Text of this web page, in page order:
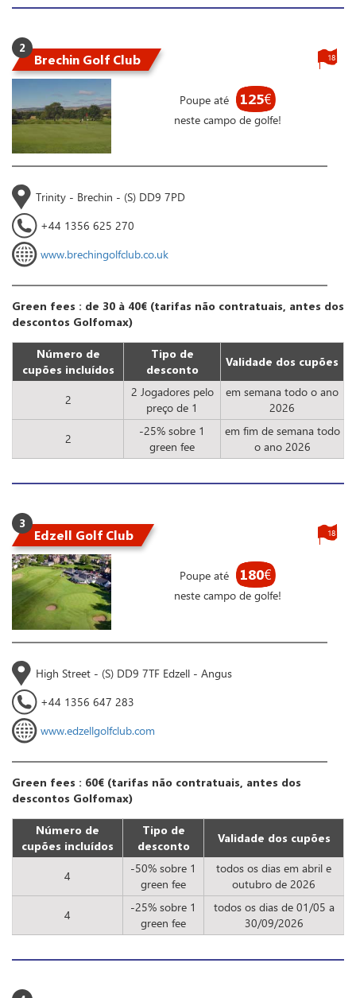
2
Brechin Golf Club
Poupe até 125€
neste campo de golfe!
18
Trinity - Brechin - (S) DD9 7PD
+44 1356 625 270
www.brechingolfclub.co.uk
Green fees : de 30 à 40€ (tarifas não contratuais, antes dos
descontos Golfomax)
Número de
cupões incluídos
Tipo de
desconto
Validade dos cupões
2
2 Jogadores pelo
preço de 1
em semana todo o ano
2026
2
-25% sobre 1
green fee
em fim de semana todo
o ano 2026
3
Edzell Golf Club
Poupe até 180€
neste campo de golfe!
18
High Street - (S) DD9 7TF Edzell - Angus
+44 1356 647 283
www.edzellgolfclub.com
Green fees : 60€ (tarifas não contratuais, antes dos
descontos Golfomax)
Número de
cupões incluídos
Tipo de
desconto
Validade dos cupões
4
-50% sobre 1
green fee
todos os dias em abril e
outubro de 2026
4
-25% sobre 1
green fee
todos os dias de 01/05 a
30/09/2026